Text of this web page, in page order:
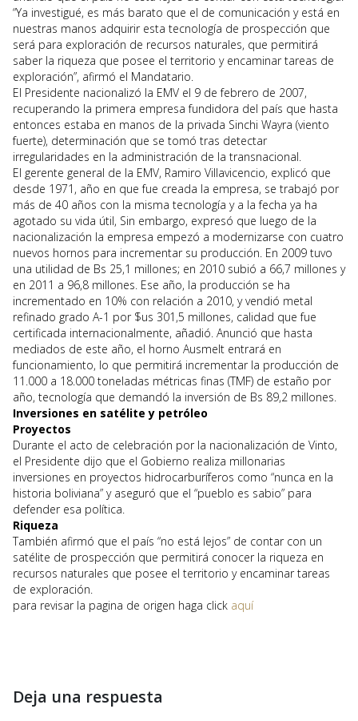
“Ya investigué, es más barato que el de comunicación y está en
nuestras manos adquirir esta tecnología de prospección que
será para exploración de recursos naturales, que permitirá
saber la riqueza que posee el territorio y encaminar tareas de
exploración”, afirmó el Mandatario.
El Presidente nacionalizó la EMV el 9 de febrero de 2007,
recuperando la primera empresa fundidora del país que hasta
entonces estaba en manos de la privada Sinchi Wayra (viento
fuerte), determinación que se tomó tras detectar
irregularidades en la administración de la transnacional.
El gerente general de la EMV, Ramiro Villavicencio, explicó que
desde 1971, año en que fue creada la empresa, se trabajó por
más de 40 años con la misma tecnología y a la fecha ya ha
agotado su vida útil, Sin embargo, expresó que luego de la
nacionalización la empresa empezó a modernizarse con cuatro
nuevos hornos para incrementar su producción. En 2009 tuvo
una utilidad de Bs 25,1 millones; en 2010 subió a 66,7 millones y
en 2011 a 96,8 millones. Ese año, la producción se ha
incrementado en 10% con relación a 2010, y vendió metal
refinado grado A-1 por $us 301,5 millones, calidad que fue
certificada internacionalmente, añadió. Anunció que hasta
mediados de este año, el horno Ausmelt entrará en
funcionamiento, lo que permitirá incrementar la producción de
11.000 a 18.000 toneladas métricas finas (TMF) de estaño por
año, tecnología que demandó la inversión de Bs 89,2 millones.
Inversiones en satélite y petróleo
Proyectos
Durante el acto de celebración por la nacionalización de Vinto,
el Presidente dijo que el Gobierno realiza millonarias
inversiones en proyectos hidrocarburíferos como “nunca en la
historia boliviana” y aseguró que el “pueblo es sabio” para
defender esa política.
Riqueza
También afirmó que el país “no está lejos” de contar con un
satélite de prospección que permitirá conocer la riqueza en
recursos naturales que posee el territorio y encaminar tareas
de exploración.
para revisar la pagina de origen haga click aquí
Deja una respuesta